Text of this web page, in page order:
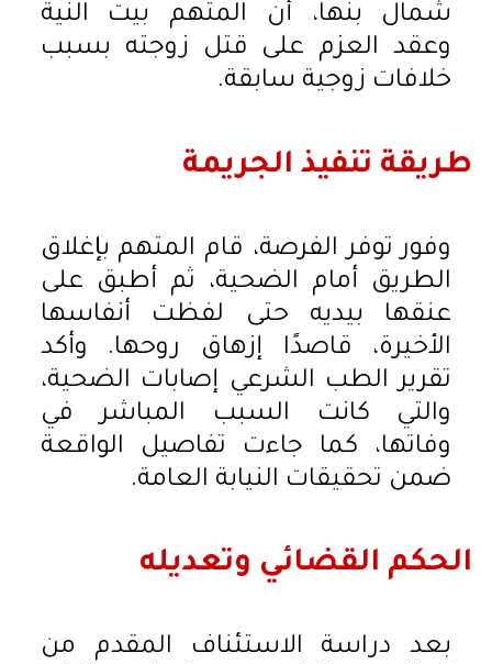
شمال بنها، أن المتهم بيت النية
وعقد العزم على قتل زوجته بسبب
خلافات زوجية سابقة.
طريقة تنفيذ الجريمة
وفور توفر الفرصة، قام المتهم بإغلاق
الطريق أمام الضحية، ثم أطبق على
عنقها بيديه حتى لفظت أنفاسها
الأخيرة، قاصدًا إزهاق روحها. وأكد
تقرير الطب الشرعي إصابات الضحية،
والتي كانت السبب المباشر في
وفاتها، كما جاءت تفاصيل الواقعة
ضمن تحقيقات النيابة العامة.
الحكم القضائي وتعديله
بعد دراسة الاستئناف المقدم من